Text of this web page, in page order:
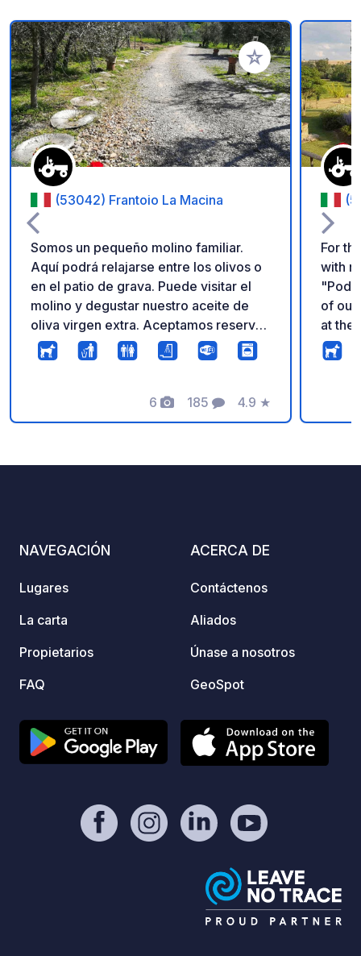
Añadir a tus
(53042) Frantoio La Macina
Somos un pequeño molino familiar.
Aquí podrá relajarse entre los olivos o
en el patio de grava. Puede visitar el
molino y degustar nuestro aceite de
oliva virgen extra. Aceptamos reservas
por WhatsApp o correo electrónico,
según la información de contacto que
es de 9:00 a 19:00. Solo se requiere
reserva los domingos por WhatsApp.
6
Fotos
185
Comentarios
4.9
Calificación
★
For
with
of
at the
more
our
NAVEGACIÓN
Lugares
La carta
Propietarios
FAQ
ACERCA DE
Contáctenos
Aliados
Únase a nosotros
GeoSpot